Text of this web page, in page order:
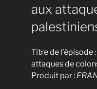
aux
Titre de l’épisode
attaques de
Produit par :